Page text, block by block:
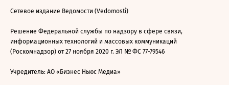
Сетевое издание Ведомости (Vedomosti)
Решение Федеральной службы по надзору в сфере связи,
информационных технологий и массовых коммуникаций
(Роскомнадзор) от 27 ноября 2020 г. ЭЛ № ФС 77-79546
Учредитель: АО «Бизнес Ньюс Медиа»